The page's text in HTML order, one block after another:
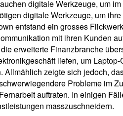
digitale Werkzeuge, um
digitale Werkzeuge, um
entstand ein grosses
mit ihren Kunden
erweiterte Finanzbranche
liefen, um
Allmählich zeigte sich jedoch,
Probleme im
auftraten. In einigen
masszuschneidern.